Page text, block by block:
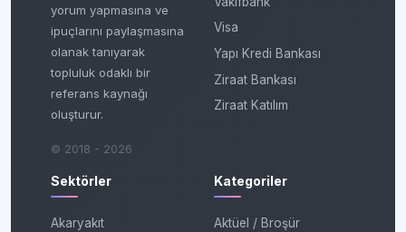
yorum yapmasına ve
ipuçlarını paylaşmasına
olanak tanıyarak
topluluk odaklı bir
referans kaynağı
oluşturur.
© 2018 - 2026
Visa
Yapı Kredi Bankası
Ziraat Bankası
Ziraat Katılım
Sektörler
Akaryakıt
Kategoriler
Aktüel / Broşür